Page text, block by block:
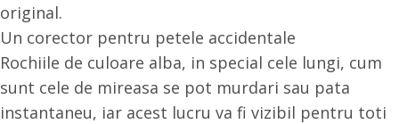
original.
Un corector pentru petele accidentale
Rochiile de culoare alba, in special cele lungi, cum
sunt cele de mireasa se pot murdari sau pata
instantaneu, iar acest lucru va fi vizibil pentru toti